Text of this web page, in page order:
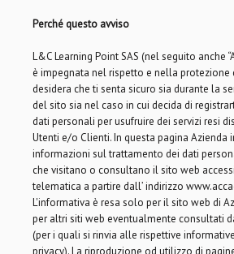
Perché questo avviso
L&C Learning Point SAS (nel seguito anche
è impegnata nel rispetto e nella protezione
desidera che ti senta sicuro sia durante la
del sito sia nel caso in cui decida di
dati personali per usufruire dei servizi resi
Utenti e/o Clienti. In questa pagina Azienda
informazioni sul trattamento dei dati
che visitano o consultano il sito web
telematica a partire dall’ indirizzo
L'informativa è resa solo per il sito web di
per altri siti web eventualmente consultati
(per i quali si rinvia alle rispettive
privacy). La riproduzione od utilizzo di